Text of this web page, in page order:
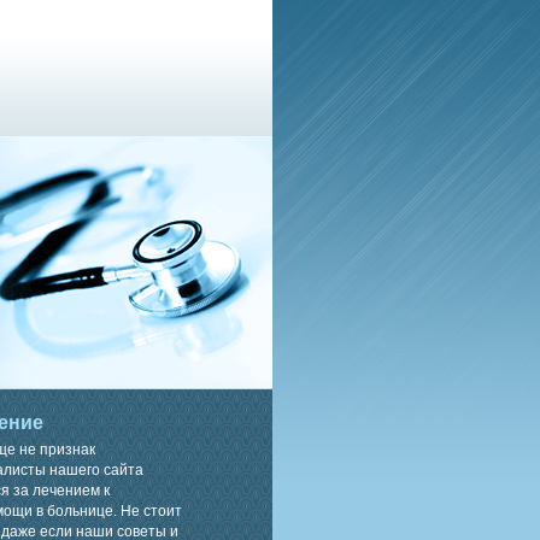
не признак
нашего сайта
за лечением к
в больнице. Не стоит
если наши советы и